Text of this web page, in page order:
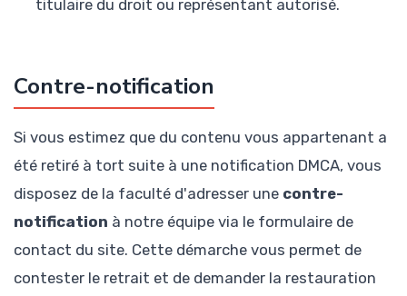
titulaire du droit ou représentant autorisé.
Contre-notification
Si vous estimez que du contenu vous appartenant a
été retiré à tort suite à une notification DMCA, vous
disposez de la faculté d'adresser une contre-
notification à notre équipe via le formulaire de
contact du site. Cette démarche vous permet de
contester le retrait et de demander la restauration